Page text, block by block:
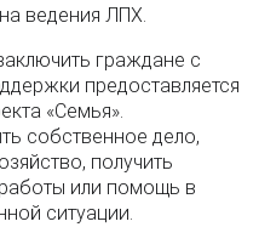
ведения ЛПХ.
граждане с
предоставляется
«Семья».
собственное дело,
получить
или помощь в
ситуации.